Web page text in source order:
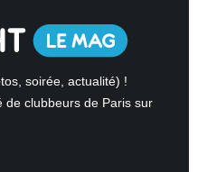
soirée, actualité) !
de clubbeurs de Paris sur